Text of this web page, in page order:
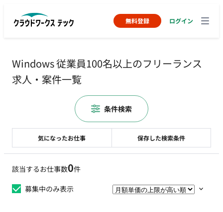
無料登録 ログイン
Windows 従業員100名以上のフリーランス
求人・案件一覧
該当するお仕事数0件
募集中のみ表示
気になったお仕事 保存した検索条件
条件検索